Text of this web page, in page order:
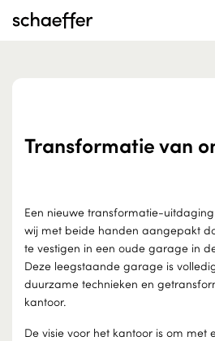
Transformatie van
Een nieuwe transformatie-
wij met beide handen aangepakt
te vestigen in een oude garage in
Deze leegstaande garage is
duurzame technieken en
kantoor.
De visie voor het kantoor is om met